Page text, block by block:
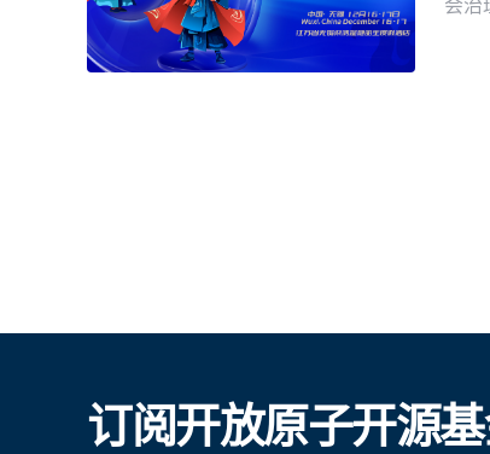
会治
宣
下
订阅开放原子开源